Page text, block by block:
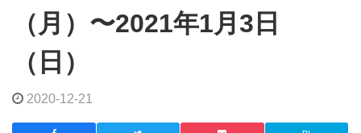
（月）〜2021年1月3日
（日）
2020-12-21